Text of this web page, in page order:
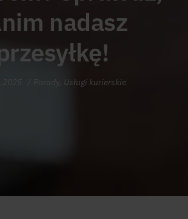
nadasz
Porady, Usługi kurierskie